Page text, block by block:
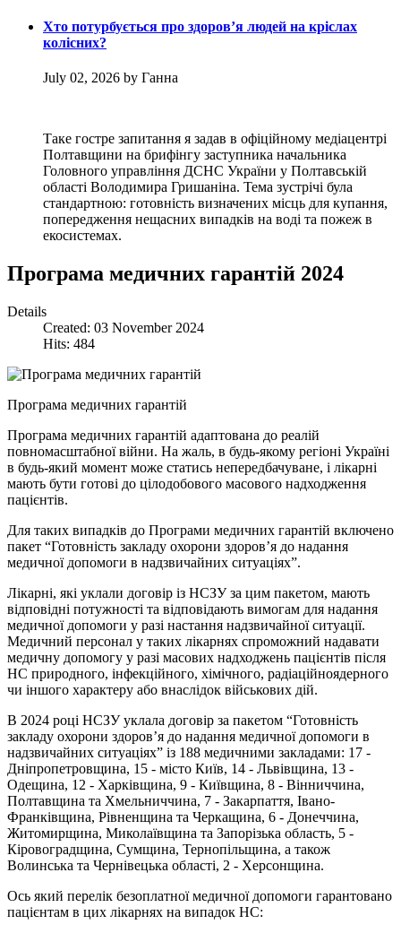
Хто потурбується про здоров’я людей на кріслах
колісних?
July 02, 2026 by Ганна
Таке гостре запитання я задав в офіційному медіацентрі
Полтавщини на брифінгу заступника начальника
Головного управління ДСНС України у Полтавській
області Володимира Гришаніна. Тема зустрічі була
стандартною: готовність визначених місць для купання,
попередження нещасних випадків на воді та пожеж в
екосистемах.
Програма медичних гарантій 2024
Details
Created: 03 November 2024
Hits: 484
Програма медичних гарантій
Програма медичних гарантій адаптована до реалій
повномасштабної війни. На жаль, в будь-якому регіоні Україні
в будь-який момент може статись непередбачуване, і лікарні
мають бути готові до цілодобового масового надходження
пацієнтів.
Для таких випадків до Програми медичних гарантій включено
пакет “Готовність закладу охорони здоров’я до надання
медичної допомоги в надзвичайних ситуаціях”.
Лікарні, які уклали договір із НСЗУ за цим пакетом, мають
відповідні потужності та відповідають вимогам для надання
медичної допомоги у разі настання надзвичайної ситуації.
Медичний персонал у таких лікарнях спроможний надавати
медичну допомогу у разі масових надходжень пацієнтів після
НС природного, інфекційного, хімічного, радіаційноядерного
чи іншого характеру або внаслідок військових дій.
В 2024 році НСЗУ уклала договір за пакетом “Готовність
закладу охорони здоров’я до надання медичної допомоги в
надзвичайних ситуаціях” із 188 медичними закладами: 17 -
Дніпропетровщина, 15 - місто Київ, 14 - Львівщина, 13 -
Одещина, 12 - Харківщина, 9 - Київщина, 8 - Вінниччина,
Полтавщина та Хмельниччина, 7 - Закарпаття, Івано-
Франківщина, Рівненщина та Черкащина, 6 - Донеччина,
Житомирщина, Миколаївщина та Запорізька область, 5 -
Кіровоградщина, Сумщина, Тернопільщина, а також
Волинська та Чернівецька області, 2 - Херсонщина.
Ось який перелік безоплатної медичної допомоги гарантовано
пацієнтам в цих лікарнях на випадок НС: